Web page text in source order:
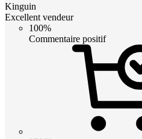
Kinguin
Excellent vendeur
100%
Commentaire positif